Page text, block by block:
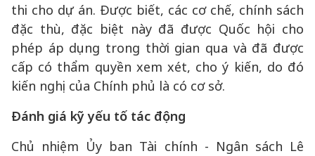
thi cho dự án. Được biết, các cơ chế, chính sách
đặc thù, đặc biệt này đã được Quốc hội cho
phép áp dụng trong thời gian qua và đã được
cấp có thẩm quyền xem xét, cho ý kiến, do đó
kiến nghị của Chính phủ là có cơ sở.
Đánh giá kỹ yếu tố tác động
Chủ nhiệm Ủy ban Tài chính - Ngân sách Lê